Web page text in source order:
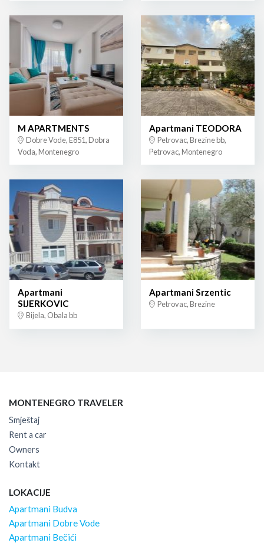
M APARTMENTS
Dobre Vode, E851, Dobra
Voda, Montenegro
Apartmani TEODORA
Petrovac, Brezine bb,
Petrovac, Montenegro
Apartmani
SIJERKOVIC
Bijela, Obala bb
Apartmani Srzentic
Petrovac, Brezine
MONTENEGRO TRAVELER
Smještaj
Rent a car
Owners
Kontakt
LOKACIJE
Apartmani Budva
Apartmani Dobre Vode
Apartmani Bečići